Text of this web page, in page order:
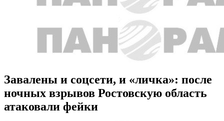
Завалены и соцсети, и «личка»: после
ночных взрывов Ростовскую область
атаковали фейки